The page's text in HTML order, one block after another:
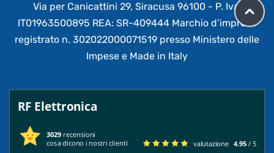
Via per Canicattini 29, Siracusa 96100 - P. Iva:
IT01963500895 REA: SR-409444 Marchio d’impresa
registrato n. 302022000071519 presso Ministero delle
Impese e Made in Italy
RF Elettronica
3029 recensioni
cosa dicono i nostri clienti valutazione 4.95 / 5